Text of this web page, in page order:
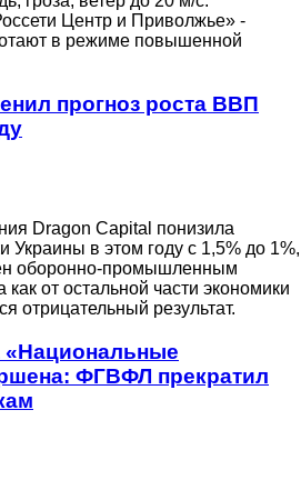
Центр и Приволжье» -
в режиме повышенной
прогноз роста ВВП
Dragon Capital понизила
Украины в этом году с 1,5% до 1%,
оборонно-промышленным
от остальной части экономики
отрицательный результат.
«Национальные
ФГВФЛ прекратил